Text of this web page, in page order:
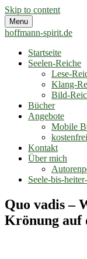
Skip to content
Menu
hoffmann-spirit.de
Startseite
Seelen-Reiche
Lese-
Klang-
Bild-
Bücher
Angebote
Mobile
kostenfrei
Kontakt
Über mich
Seele-bis-
hoffmann-spirit.de
Erwache im eigenen
Quo vadis –
Krönung auf